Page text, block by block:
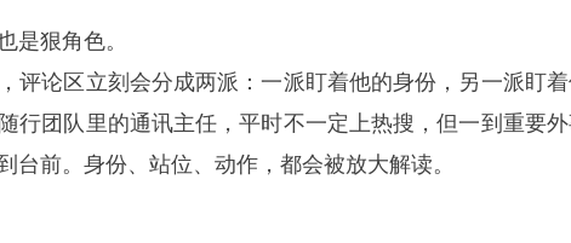
是狠角色。
评论区立刻会分成两派：一派盯着他的身份，另一派盯
行团队里的通讯主任，平时不一定上热搜，但一到重要
台前。身份、站位、动作，都会被放大解读。